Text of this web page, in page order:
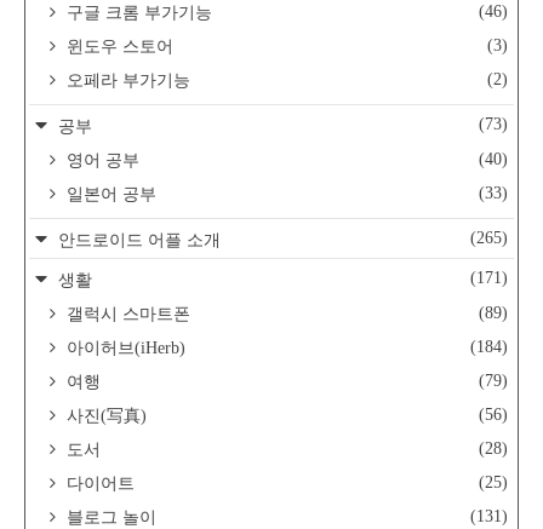
구글 크롬 부가기능
(46)
윈도우 스토어
(3)
오페라 부가기능
(2)
공부
(73)
영어 공부
(40)
일본어 공부
(33)
안드로이드 어플 소개 (265)
생활
(171)
갤럭시 스마트폰
(89)
아이허브(iHerb)
(184)
여행
(79)
사진(写真)
(56)
도서
(28)
다이어트
(25)
블로그 놀이
(131)